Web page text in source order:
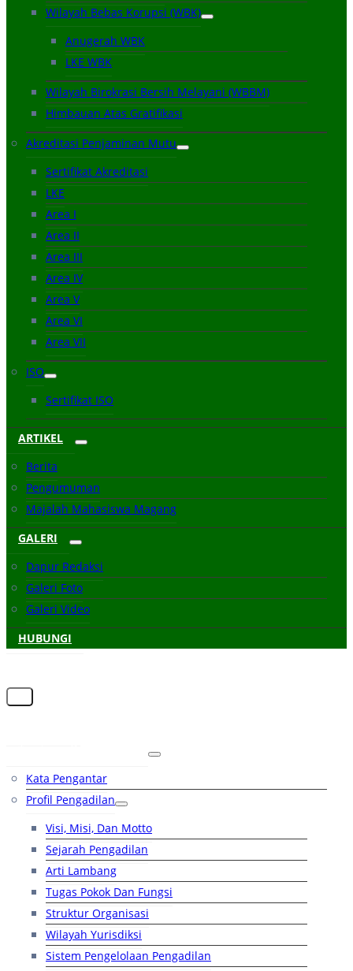
Wilayah Bebas Korupsi (WBK)
Anugerah WBK
LKE WBK
Wilayah Birokrasi Bersih Melayani (WBBM)
Himbauan Atas Gratifikasi
Akreditasi Penjaminan Mutu
Sertifikat Akreditasi
LKE
Area I
Area II
Area III
Area IV
Area V
Area VI
Area VII
ISO
Sertifikat ISO
ARTIKEL
Berita
Pengumuman
Majalah Mahasiswa Magang
GALERI
Dapur Redaksi
Galeri Foto
Galeri Video
HUBUNGI
Kata Pengantar
Profil Pengadilan
Visi, Misi, Dan Motto
Sejarah Pengadilan
Arti Lambang
Tugas Pokok Dan Fungsi
Struktur Organisasi
Wilayah Yurisdiksi
Sistem Pengelolaan Pengadilan